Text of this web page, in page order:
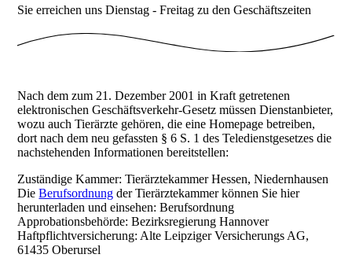
Sie erreichen uns Dienstag - Freitag zu den Geschäftszeiten
Nach dem zum 21. Dezember 2001 in Kraft getretenen
elektronischen Geschäftsverkehr-Gesetz müssen Dienstanbieter,
wozu auch Tierärzte gehören, die eine Homepage betreiben,
dort nach dem neu gefassten § 6 S. 1 des Teledienstgesetzes die
nachstehenden Informationen bereitstellen:
Zuständige Kammer: Tierärztekammer Hessen, Niedernhausen
DieBerufsordnung der Tierärztekammer können Sie hier
herunterladen und einsehen: Berufsordnung
Approbationsbehörde: Bezirksregierung Hannover
Haftpflichtversicherung: Alte Leipziger Versicherungs AG,
61435 Oberursel